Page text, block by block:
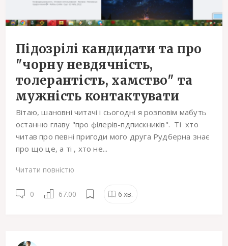
Підозрілі кандидати та про
"чорну невдячність,
толерантість, хамство" та
мужність контактувати
Вітаю, шановні читачі і сьогодні я розповім мабуть
останню главу "про філерів-пдпискників". Ті хто
читав про певні пригоди мого друга Рудберна знає
про що це, а ті , хто не...
Читати повністю
0 67.00 6 хв.